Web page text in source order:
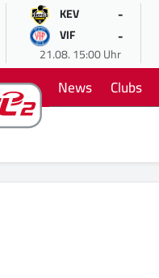
KEV -
VIF -
21.08. 15:00 Uhr
News Clubs